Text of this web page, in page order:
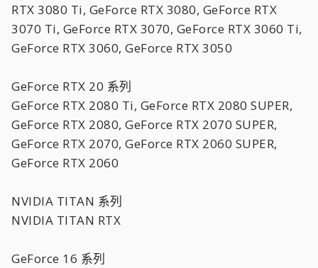
RTX 3080 Ti, GeForce RTX 3080, GeForce RTX
3070 Ti, GeForce RTX 3070, GeForce RTX 3060 Ti,
GeForce RTX 3060, GeForce RTX 3050
GeForce RTX 20 系列
GeForce RTX 2080 Ti, GeForce RTX 2080 SUPER,
GeForce RTX 2080, GeForce RTX 2070 SUPER,
GeForce RTX 2070, GeForce RTX 2060 SUPER,
GeForce RTX 2060
NVIDIA TITAN 系列
NVIDIA TITAN RTX
GeForce 16 系列